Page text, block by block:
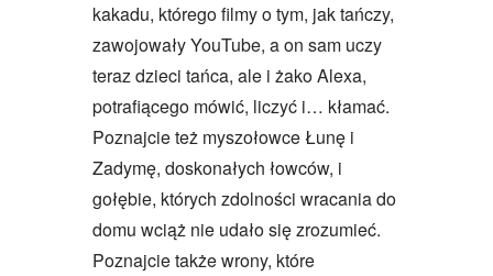
kakadu, którego filmy o tym, jak tańczy,
zawojowały YouTube, a on sam uczy
teraz dzieci tańca, ale i żako Alexa,
potrafiącego mówić, liczyć i… kłamać.
Poznajcie też myszołowce Łunę i
Zadymę, doskonałych łowców, i
gołębie, których zdolności wracania do
domu wciąż nie udało się zrozumieć.
Poznajcie także wrony, które